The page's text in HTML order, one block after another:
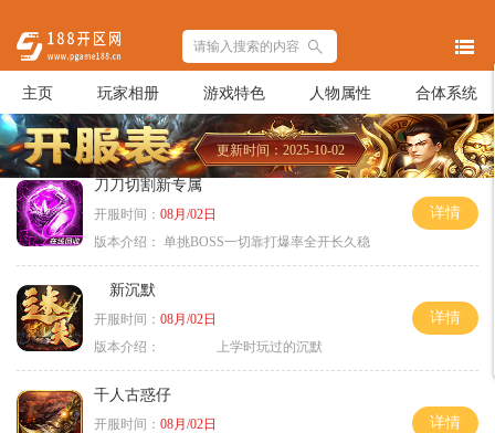
主页 玩家相册 游戏特色 人物属性 合体系统
更新时间：2025-10-02
刀刀切割新专属
开服时间： 08月/02日
版本介绍： 单挑BOSS一切靠打爆率全开长久稳
详情
新沉默
开服时间： 08月/02日
版本介绍：
上学时玩过的沉默
详情
千人古惑仔
开服时间： 08月/02日
详情